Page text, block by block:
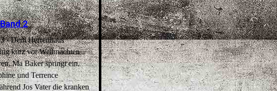
2
- Dem Herrenhaus
kurz vor Weihnachten
Ma Baker springt ein.
und Terrence
Jos Vater die kranken